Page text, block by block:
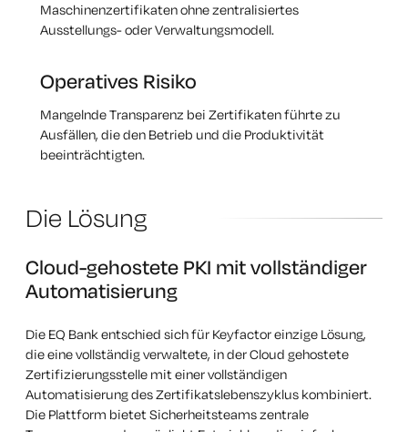
Maschinenzertifikaten ohne zentralisiertes
Ausstellungs- oder Verwaltungsmodell.
Operatives Risiko
Mangelnde Transparenz bei Zertifikaten führte zu
Ausfällen, die den Betrieb und die Produktivität
beeinträchtigten.
Die Lösung
Cloud-gehostete PKI mit vollständiger
Automatisierung
Die EQ Bank entschied sich für Keyfactor einzige Lösung,
die eine vollständig verwaltete, in der Cloud gehostete
Zertifizierungsstelle mit einer vollständigen
Automatisierung des Zertifikatslebenszyklus kombiniert.
Die Plattform bietet Sicherheitsteams zentrale